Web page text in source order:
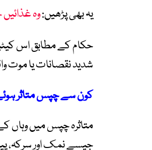
یہ بھی پڑھیں:وہ
حکام کے مطابق اس
شدید نقصانات یا موت
کون سے چپس متاثر
متاثرہ چپس میں وہاں
جیسے نمک اور سرکہ،